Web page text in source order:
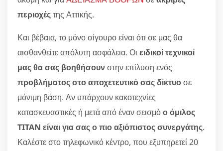
περιοχέςτης Αττικής.
Και βέβαια, το μόνο σίγουρο είναι ότι σε μας θα
αισθανθείτε απόλυτη ασφάλεια. Οι ειδικοί τεχνικοί
μας θα σας βοηθήσουνστην επίλυση ενός
προβλήματος στο αποχετευτικό σας δίκτυοσε
μόνιμη βάση. Αν υπάρχουν κακοτεχνίες
κατασκευαστικές ή μετά από έναν σεισμόο όμιλος
TITAN είναι για σας ο πιο αξιόπιστος συνεργάτης.
Καλέστε στο τηλεφωνικό κέντρο, που εξυπηρετεί 20